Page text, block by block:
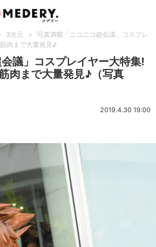
3次元 >
写真満載「ニコニコ超会議」コスプレ
肉まで大量発見♪
議」コスプレイヤー大特集!
肉まで大量発見♪（写真
2019.4.30 19:00